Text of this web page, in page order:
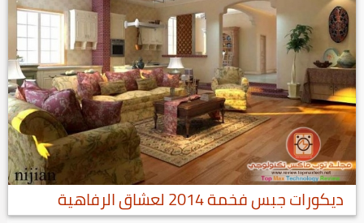
ديكورات جبس فخمة 2014 لعشاق الرفاهية